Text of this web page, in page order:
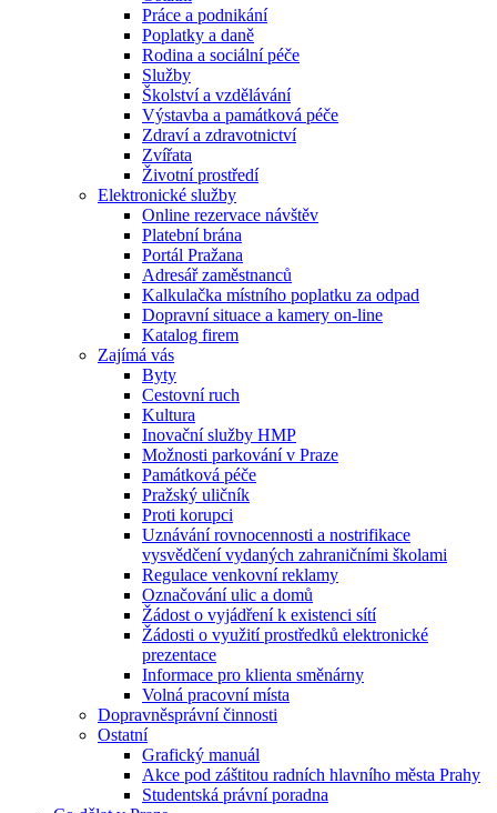
Práce a podnikání
Poplatky a daně
Rodina a sociální péče
Služby
Školství a vzdělávání
Výstavba a památková péče
Zdraví a zdravotnictví
Zvířata
Životní prostředí
Elektronické služby
Online rezervace návštěv
Platební brána
Portál Pražana
Adresář zaměstnanců
Kalkulačka místního poplatku za odpad
Dopravní situace a kamery on-line
Katalog firem
Zajímá vás
Byty
Cestovní ruch
Kultura
Inovační služby HMP
Možnosti parkování v Praze
Památková péče
Pražský uličník
Proti korupci
Uznávání rovnocennosti a nostrifikace
vysvědčení vydaných zahraničními školami
Regulace venkovní reklamy
Označování ulic a domů
Žádost o vyjádření k existenci sítí
Žádosti o využití prostředků elektronické
prezentace
Informace pro klienta směnárny
Volná pracovní místa
Dopravněsprávní činnosti
Ostatní
Grafický manuál
Akce pod záštitou radních hlavního města Prahy
Studentská právní poradna